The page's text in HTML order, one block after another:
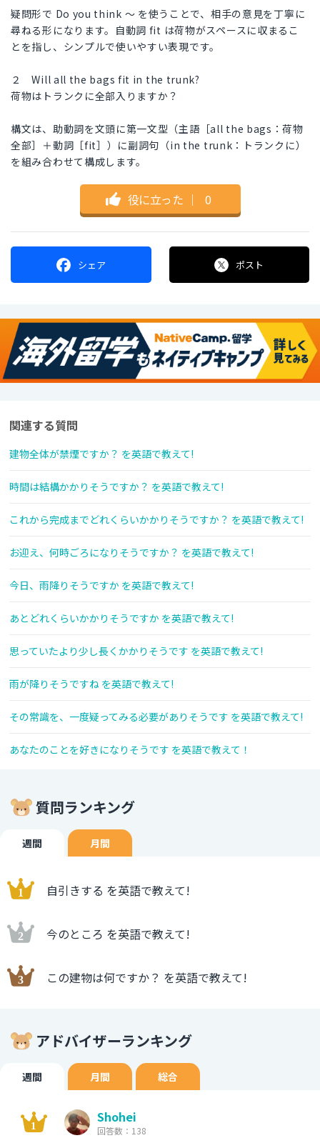
疑問形で Do you think ～ を使うことで、相手の意見を丁寧に
尋ねる形になります。自動詞 fit は荷物がスペースに収まるこ
とを指し、シンプルで使いやすい表現です。
２ Will all the bags fit in the trunk?
荷物はトランクに全部入りますか？
構文は、助動詞を文頭に第一文型（主語［all the bags：荷物
全部］＋動詞［fit］）に副詞句（in the trunk：トランクに）
を組み合わせて構成します。
役に立った ｜ 0
シェア ポスト
関連する質問
建物全体が禁煙ですか？ を英語で教えて!
時間は結構かかりそうですか？ を英語で教えて!
これから完成までどれくらいかかりそうですか？ を英語で教えて!
お迎え、何時ごろになりそうですか？ を英語で教えて!
今日、雨降りそうですか を英語で教えて!
あとどれくらいかかりそうですか を英語で教えて!
思っていたより少し長くかかりそうです を英語で教えて!
雨が降りそうですね を英語で教えて!
その常識を、一度疑ってみる必要がありそうです を英語で教えて!
あなたのことを好きになりそうです を英語で教えて！
質問ランキング
週間 月間
自引きする を英語で教えて!
今のところ を英語で教えて!
この建物は何ですか？ を英語で教えて!
アドバイザーランキング
週間 月間 総合
Shohei
回答数：138